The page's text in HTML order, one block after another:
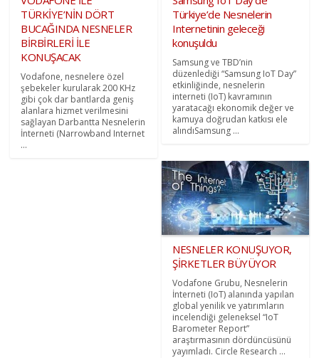
TÜRKİYE’NİN DÖRT
BUCAĞINDA NESNELER
BİRBİRLERİ İLE
KONUŞACAK
Vodafone, nesnelere özel
şebekeler kurularak 200 KHz
gibi çok dar bantlarda geniş
alanlara hizmet verilmesini
sağlayan Darbantta Nesnelerin
İnterneti (Narrowband Internet
...
Türkiye’de Nesnelerin
Internetinin geleceği
konuşuldu
Samsung ve TBD’nin
düzenlediği “Samsung IoT Day”
etkinliğinde, nesnelerin
interneti (IoT) kavramının
yaratacağı ekonomik değer ve
kamuya doğrudan katkısı ele
alındıSamsung ...
NESNELER KONUŞUYOR,
ŞİRKETLER BÜYÜYOR
Vodafone Grubu, Nesnelerin
İnterneti (IoT) alanında yapılan
global yenilik ve yatırımların
incelendiği geleneksel “IoT
Barometer Report”
araştırmasının dördüncüsünü
yayımladı. Circle Research ...